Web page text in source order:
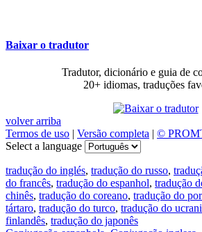
Baixar o tradutor
Tradutor, dicionário e guia de
20+ idiomas, traduções
volver arriba
Termos de uso | Versão completa | ©
Select a language
tradução do inglés, tradução do russo,
do francês, tradução do espanhol, tradução
chinês, tradução do coreano, tradução do
tártaro, tradução do turco, tradução do
finlandês, tradução do japonês